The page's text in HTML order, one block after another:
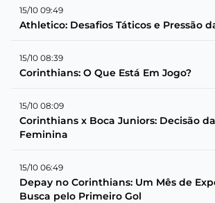
15/10 09:49
Athletico: Desafios Táticos e Pressão
15/10 08:39
Corinthians: O Que Está Em Jogo?
15/10 08:09
Corinthians x Boca Juniors: Decisão
Feminina
15/10 06:49
Depay no Corinthians: Um Mês de
Busca pelo Primeiro Gol